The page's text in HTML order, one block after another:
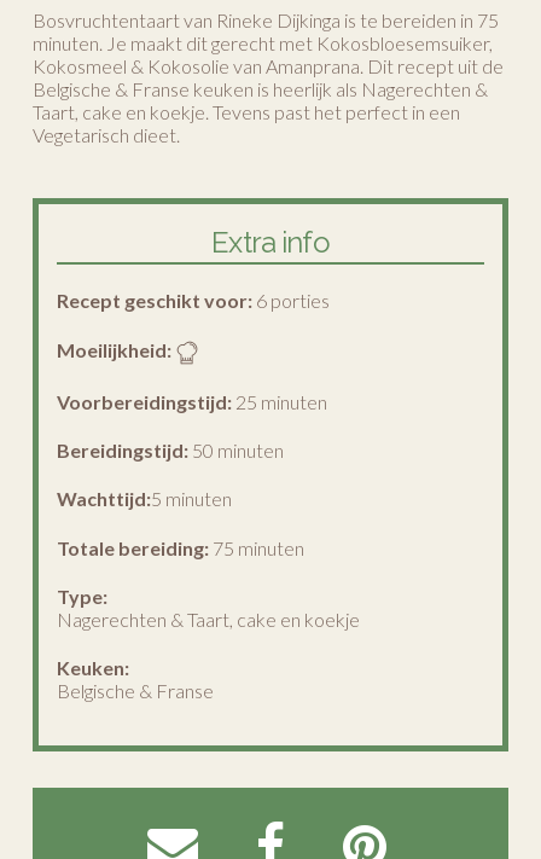
Bosvruchtentaart van Rineke Dijkinga is te bereiden in 75
minuten. Je maakt dit gerecht met Kokosbloesemsuiker,
Kokosmeel & Kokosolie van Amanprana. Dit recept uit de
Belgische & Franse keuken is heerlijk als Nagerechten &
Taart, cake en koekje. Tevens past het perfect in een
Vegetarisch dieet.
Extra info
Recept geschikt voor: 6 porties
Moeilijkheid:
Voorbereidingstijd: 25 minuten
Bereidingstijd: 50 minuten
Wachttijd:5 minuten
Totale bereiding: 75 minuten
Type:
Nagerechten & Taart, cake en koekje
Keuken:
Belgische & Franse